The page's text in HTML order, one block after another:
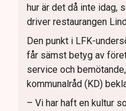
hur är det då inte idag,
driver restaurangen
Den punkt i LFK-
får sämst betyg av
service och
kommunalråd (KD)
– Vi har haft en kultur